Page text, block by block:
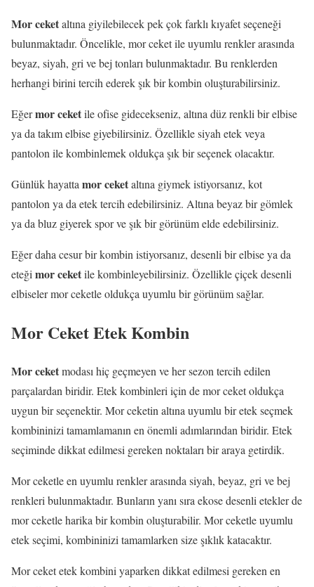
Mor ceketaltına giyilebilecek pek çok farklı kıyafet seçeneği
bulunmaktadır. Öncelikle, mor ceket ile uyumlu renkler arasında
beyaz, siyah, gri ve bej tonları bulunmaktadır. Bu renklerden
herhangi birini tercih ederek şık bir kombin oluşturabilirsiniz.
Eğermor ceketile ofise gidecekseniz, altına düz renkli bir elbise
ya da takım elbise giyebilirsiniz. Özellikle siyah etek veya
pantolon ile kombinlemek oldukça şık bir seçenek olacaktır.
Günlük hayattamor ceketaltına giymek istiyorsanız, kot
pantolon ya da etek tercih edebilirsiniz. Altına beyaz bir gömlek
ya da bluz giyerek spor ve şık bir görünüm elde edebilirsiniz.
Eğer daha cesur bir kombin istiyorsanız, desenli bir elbise ya da
eteğimor ceketile kombinleyebilirsiniz. Özellikle çiçek desenli
elbiseler mor ceketle oldukça uyumlu bir görünüm sağlar.
Mor Ceket Etek Kombin
Mor ceketmodası hiç geçmeyen ve her sezon tercih edilen
parçalardan biridir. Etek kombinleri için de mor ceket oldukça
uygun bir seçenektir. Mor ceketin altına uyumlu bir etek seçmek
kombininizi tamamlamanın en önemli adımlarından biridir. Etek
seçiminde dikkat edilmesi gereken noktaları bir araya getirdik.
Mor ceketle en uyumlu renkler arasında siyah, beyaz, gri ve bej
renkleri bulunmaktadır. Bunların yanı sıra ekose desenli etekler de
mor ceketle harika bir kombin oluşturabilir. Mor ceketle uyumlu
etek seçimi, kombininizi tamamlarken size şıklık katacaktır.
Mor ceket etek kombini yaparken dikkat edilmesi gereken en